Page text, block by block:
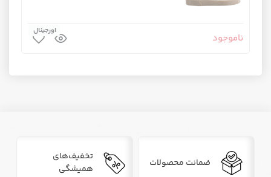
ناموجود
اورجینال
ضمانت محصولات
تخفیف‌های
همیشگی